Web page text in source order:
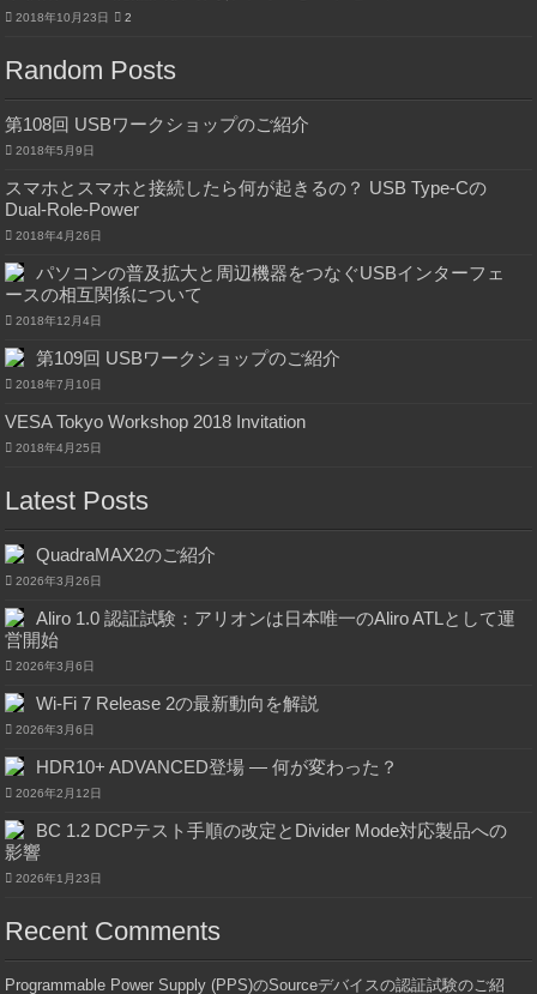
2018年10月23日 2
Random Posts
第108回 USBワークショップのご紹介
2018年5月9日
スマホとスマホと接続したら何が起きるの？ USB Type-Cの
Dual-Role-Power
2018年4月26日
パソコンの普及拡大と周辺機器をつなぐUSBインターフェ
ースの相互関係について
2018年12月4日
第109回 USBワークショップのご紹介
2018年7月10日
VESA Tokyo Workshop 2018 Invitation
2018年4月25日
Latest Posts
QuadraMAX2のご紹介
2026年3月26日
Aliro 1.0 認証試験：アリオンは日本唯一のAliro ATLとして運
営開始
2026年3月6日
Wi-Fi 7 Release 2の最新動向を解説
2026年3月6日
HDR10+ ADVANCED登場 ― 何が変わった？
2026年2月12日
BC 1.2 DCPテスト手順の改定とDivider Mode対応製品への
影響
2026年1月23日
Recent Comments
Programmable Power Supply (PPS)のSourceデバイスの認証試験のご紹